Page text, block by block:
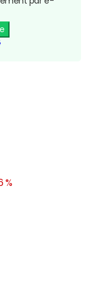
%